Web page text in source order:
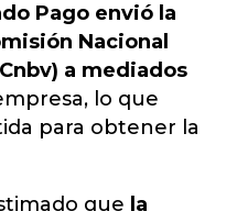
Pago envió la
Nacional
a mediados
lo que
para obtener la
que la